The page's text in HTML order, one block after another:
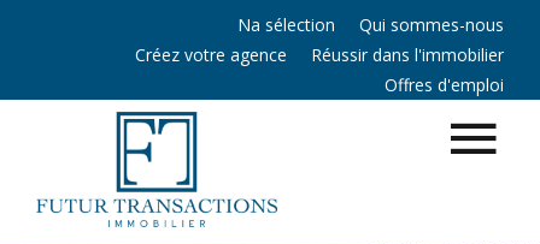
Na sélection
Qui sommes-nous
Créez votre agence
Réussir dans l'immobilier
Offres d'emploi